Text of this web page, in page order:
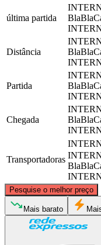
última partida
Distância
Partida
Chegada
Transportadoras
Pesquise o melhor preço
Mais barato